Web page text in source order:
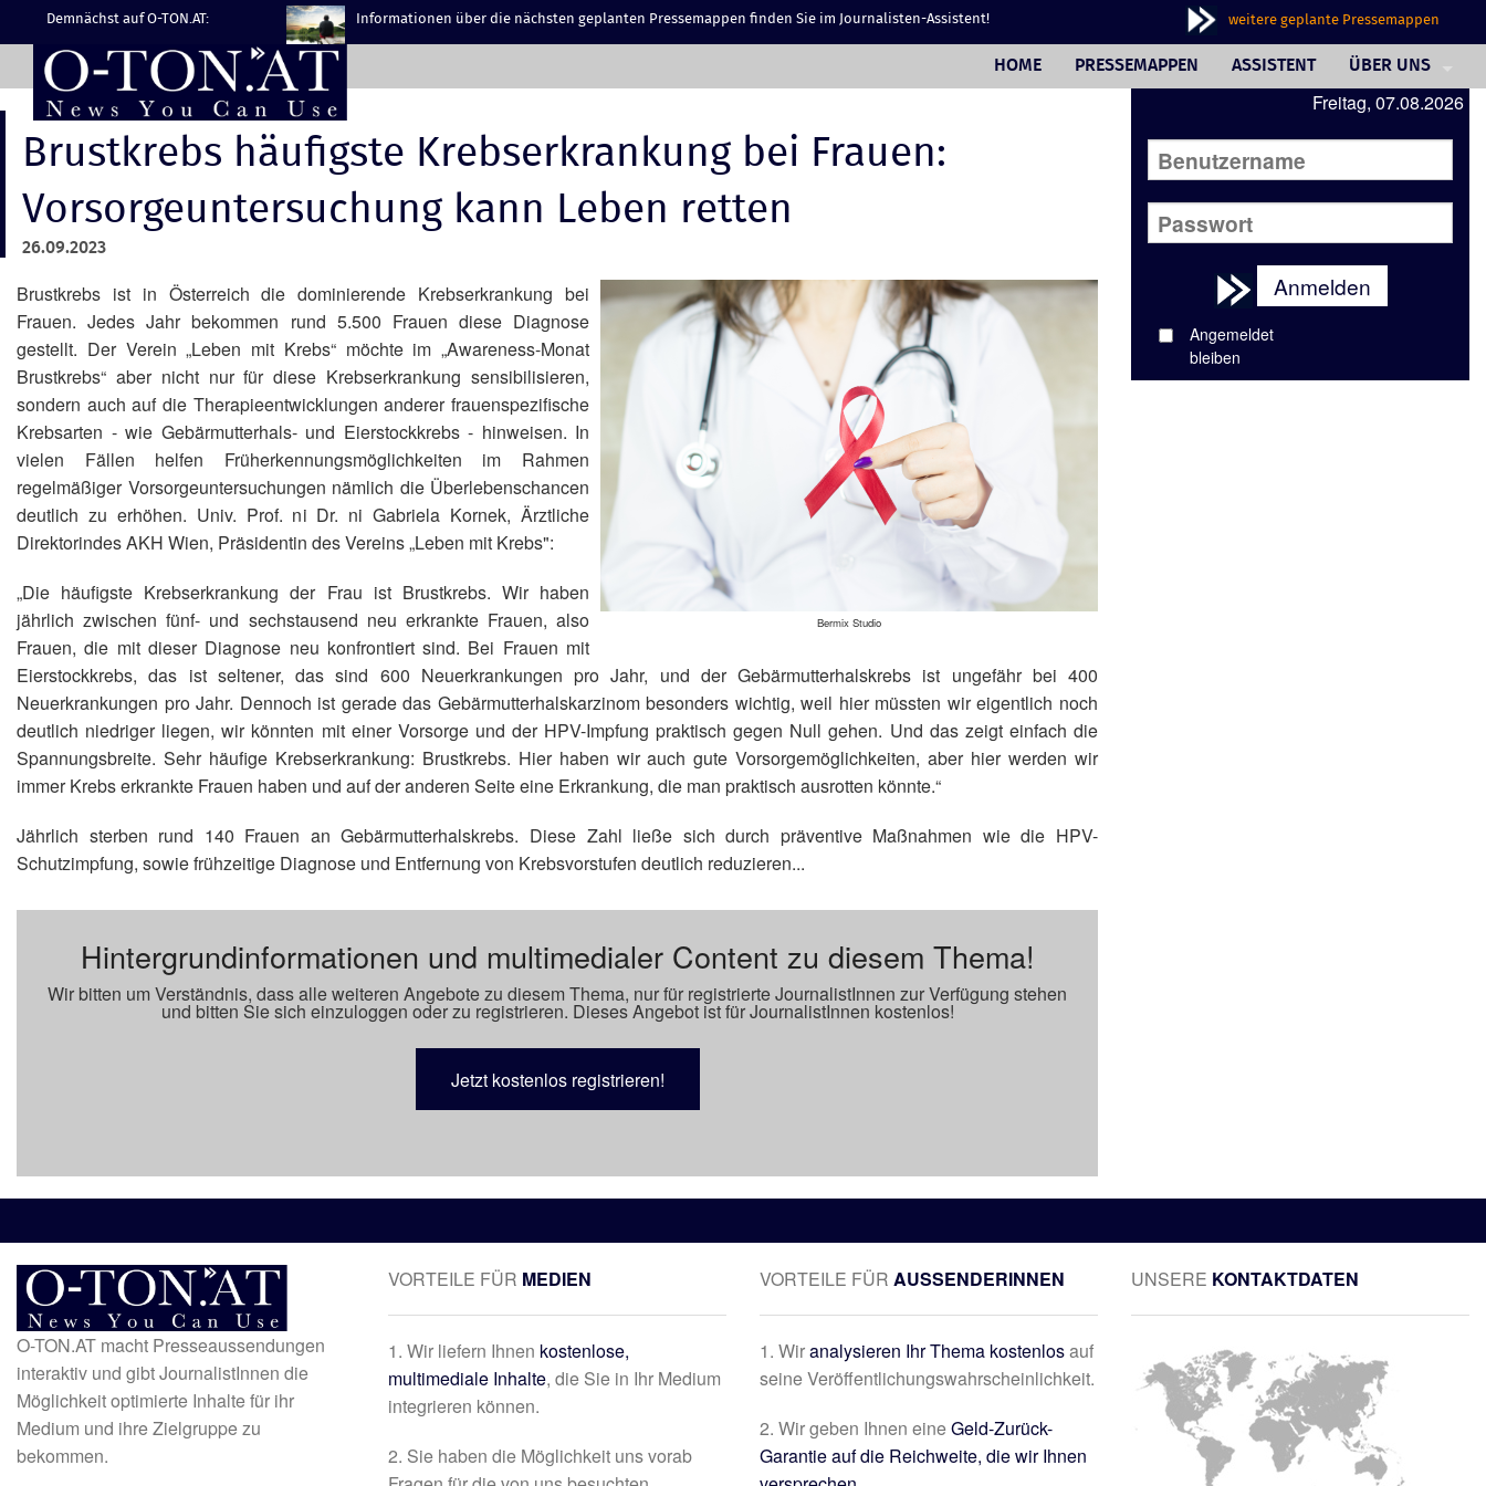
Demnächst auf O-TON.AT: Informationen über die nächsten geplanten Pressemappen finden Sie im Journalisten-Assistent! weitere geplante Pressemappen
HOME PRESSEMAPPEN ASSISTENT
ÜBER UNS
PHILOSOPHIE
WUNSCHBOX
IMPRESSUM/AGB
Brustkrebs häufigste Krebserkrankung bei Frauen:
Vorsorgeuntersuchung kann Leben retten
26.09.2023
Bermix Studio
Brustkrebs ist in Österreich die dominierende Krebserkrankung bei
Frauen. Jedes Jahr bekommen rund 5.500 Frauen diese Diagnose
gestellt. Der Verein „Leben mit Krebs“ möchte im „Awareness-Monat
Brustkrebs“ aber nicht nur für diese Krebserkrankung sensibilisieren,
sondern auch auf die Therapieentwicklungen anderer frauenspezifische
Krebsarten - wie Gebärmutterhals- und Eierstockkrebs - hinweisen. In
vielen Fällen helfen Früherkennungsmöglichkeiten im Rahmen
regelmäßiger Vorsorgeuntersuchungen nämlich die Überlebenschancen
deutlich zu erhöhen. Univ. Prof. ni Dr. ni Gabriela Kornek, Ärztliche
Direktorindes AKH Wien, Präsidentin des Vereins „Leben mit Krebs":
„Die häufigste Krebserkrankung der Frau ist Brustkrebs. Wir haben
jährlich zwischen fünf- und sechstausend neu erkrankte Frauen, also
Frauen, die mit dieser Diagnose neu konfrontiert sind. Bei Frauen mit
Eierstockkrebs, das ist seltener, das sind 600 Neuerkrankungen pro Jahr, und der Gebärmutterhalskrebs ist ungefähr bei 400
Neuerkrankungen pro Jahr. Dennoch ist gerade das Gebärmutterhalskarzinom besonders wichtig, weil hier müssten wir eigentlich noch
deutlich niedriger liegen, wir könnten mit einer Vorsorge und der HPV-Impfung praktisch gegen Null gehen. Und das zeigt einfach die
Spannungsbreite. Sehr häufige Krebserkrankung: Brustkrebs. Hier haben wir auch gute Vorsorgemöglichkeiten, aber hier werden wir
immer Krebs erkrankte Frauen haben und auf der anderen Seite eine Erkrankung, die man praktisch ausrotten könnte.“
Jährlich sterben rund 140 Frauen an Gebärmutterhalskrebs. Diese Zahl ließe sich durch präventive Maßnahmen wie die HPV-
Schutzimpfung, sowie frühzeitige Diagnose und Entfernung von Krebsvorstufen deutlich reduzieren...
Hintergrundinformationen und multimedialer Content zu diesem Thema!
Wir bitten um Verständnis, dass alle weiteren Angebote zu diesem Thema, nur für registrierte JournalistInnen zur Verfügung stehen
und bitten Sie sich einzuloggen oder zu registrieren. Dieses Angebot ist für JournalistInnen kostenlos!
Jetzt kostenlos registrieren!
Freitag, 07.08.2026
Anmelden
Angemeldet
bleiben
O-TON.AT macht Presseaussendungen
interaktiv und gibt JournalistInnen die
Möglichkeit optimierte Inhalte für ihr
Medium und ihre Zielgruppe zu
bekommen.
VORTEILE FÜR MEDIEN
1. Wir liefern Ihnen kostenlose,
multimediale Inhalte, die Sie in Ihr Medium
integrieren können.
2. Sie haben die Möglichkeit uns vorab
VORTEILE FÜR AUSSENDERINNEN
1. Wiranalysieren Ihr Thema kostenlosauf
seine Veröffentlichungswahrscheinlichkeit.
2. Wir geben Ihnen eineGeld-Zurück-
Garantie auf die Reichweite, die wir Ihnen
UNSERE KONTAKTDATEN